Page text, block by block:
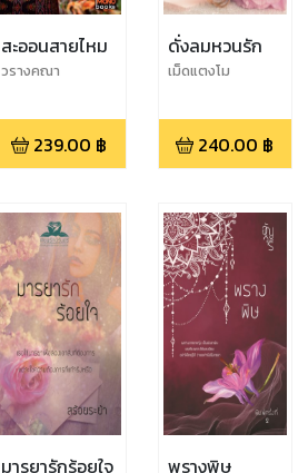
สะออนสายไหม
วรางคณา
239.00 ฿
ดั่งลมหวนรัก
เม็ดแตงโม
240.00 ฿
มารยารักร้อยใจ พรางพิษ